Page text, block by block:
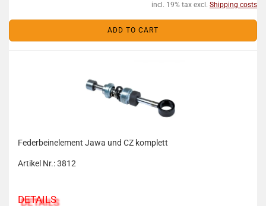
incl. 19% tax excl. Shipping costs
ADD TO CART
Federbeinelement Jawa und CZ komplett
Artikel Nr.: 3812
DETAILS